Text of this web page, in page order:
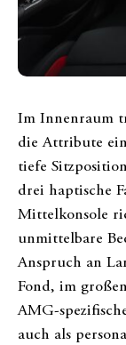
Im Innenraum
die Attribute
tiefe
drei haptische
Mittelkonsole
unmittelbare
Anspruch an
Fond, im
AMG-
auch als